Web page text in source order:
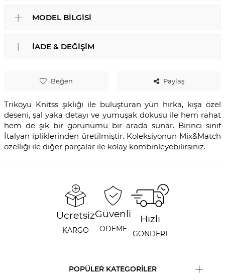
Beğen Paylaş
Trikoyu Knitss şıklığı ile buluşturan yün hırka, kışa özel
deseni, şal yaka detayı ve yumuşak dokusu ile hem rahat
hem de şık bir görünümü bir arada sunar. Birinci sınıf
İtalyan ipliklerinden üretilmiştir. Koleksiyonun Mix&Match
özelliği ile diğer parçalar ile kolay kombinleyebilirsiniz.
MODEL BILGISI
İADE & DEĞIŞIM
Ücretsiz
KARGO
Güvenli
ÖDEME
Hızlı
GÖNDERİ
POPÜLER KATEGORİLER